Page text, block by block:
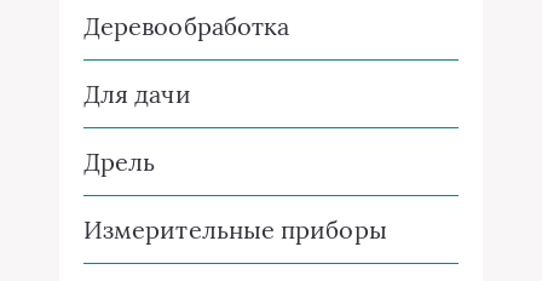
Деревообработка
Для дачи
Дрель
Измерительные приборы